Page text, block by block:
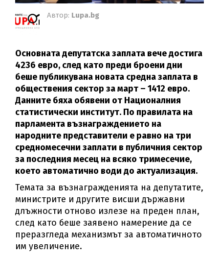
Автор: Lupa.bg
Основната депутатска заплата вече достига
4236 евро, след като преди броени дни
беше публикувана новата средна заплата в
обществения сектор за март – 1412 евро.
Данните бяха обявени от Националния
статистически институт. По правилата на
парламента възнаграждението на
народните представители е равно на три
средномесечни заплати в публичния сектор
за последния месец на всяко тримесечие,
което автоматично води до актуализация.
Темата за възнагражденията на депутатите,
министрите и другите висши държавни
длъжности отново излезе на преден план,
след като беше заявено намерение да се
преразгледа механизмът за автоматичното
им увеличение.